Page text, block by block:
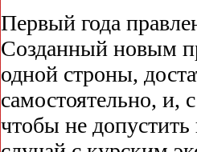
Первый года
Созданный новым
одной строны,
самостоятельно, и,
чтобы не